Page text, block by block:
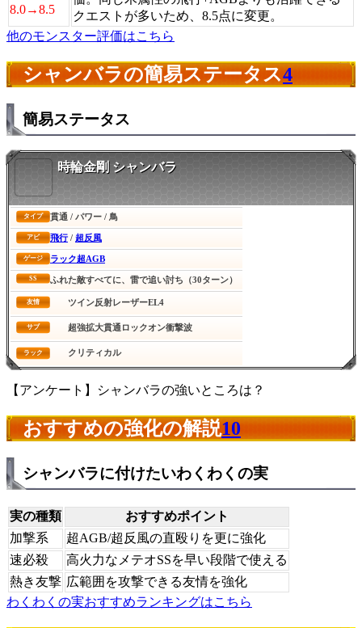
8.0→8.5
クエストが多いため、8.5点に変更。
他のモンスター評価はこちら
シャンバラの簡易ステータス4
簡易ステータス
時輪金剛 シャンバラ
タイプ 貫通 / パワー / 鳥
アビ 飛行 / 超反風
ゲージ ラック超AGB
SS ふれた敵すべてに、雷で追い討ち（30ターン）
友情 ツイン反射レーザーEL4
サブ 超強拡大貫通ロックオン衝撃波
ラック クリティカル
【アンケート】シャンバラの強いところは？
おすすめの強化の解説10
シャンバラに付けたいわくわくの実
実の種類
おすすめポイント
加撃系
超AGB/超反風の直殴りを更に強化
速必殺
高火力なメテオSSを早い段階で使える
熱き友撃 広範囲を攻撃できる友情を強化
わくわくの実おすすめランキングはこちら